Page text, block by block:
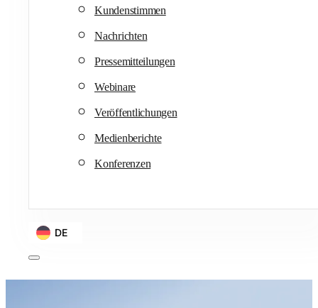
Kundenstimmen
Nachrichten
Pressemitteilungen
Webinare
Veröffentlichungen
Medienberichte
Konferenzen
DE